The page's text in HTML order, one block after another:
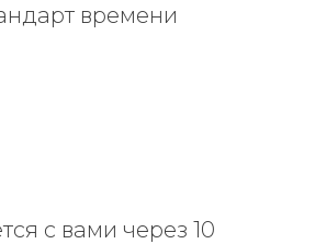
времени
с вами через 10